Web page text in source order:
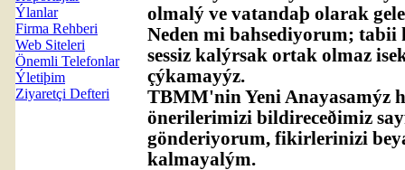
Ýlanlar
Firma Rehberi
Web Siteleri
Önemli Telefonlar
Ýletiþim
Ziyaretçi Defteri
olmalý ve vatandaþ olarak
Neden mi bahsediyorum; tabii
sessiz kalýrsak ortak olmaz
çýkamayýz.
TBMM'nin Yeni Anayasamýz
önerilerimizi bildireceðimiz
gönderiyorum, fikirlerinizi
kalmayalým.